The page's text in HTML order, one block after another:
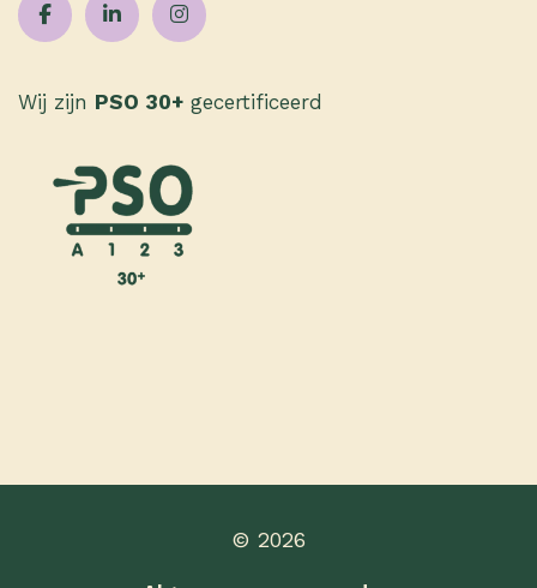
Wij zijn PSO 30+ gecertificeerd
© 2026